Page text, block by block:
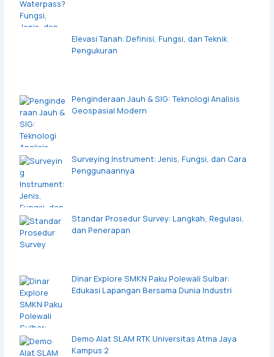
Elevasi Tanah: Definisi, Fungsi, dan Teknik
Pengukuran
Penginderaan Jauh & SIG: Teknologi Analisis
Geospasial Modern
Surveying Instrument: Jenis, Fungsi, dan Cara
Penggunaannya
Standar Prosedur Survey: Langkah, Regulasi,
dan Penerapan
Dinar Explore SMKN Paku Polewali Sulbar:
Edukasi Lapangan Bersama Dunia Industri
Demo Alat SLAM RTK Universitas Atma Jaya
Kampus 2